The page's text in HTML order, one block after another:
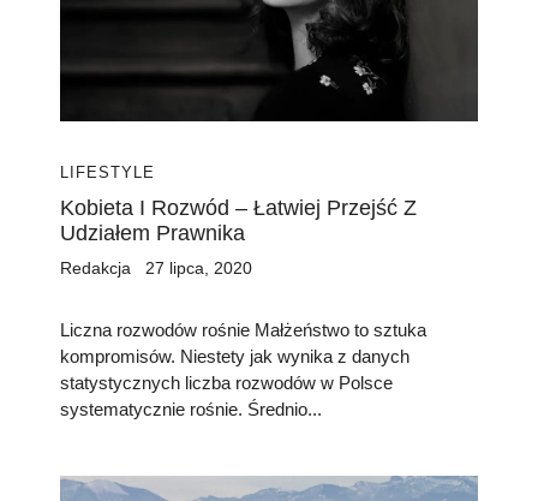
LIFESTYLE
Kobieta I Rozwód – Łatwiej Przejść Z
Udziałem Prawnika
Redakcja 27 lipca, 2020
Liczna rozwodów rośnie Małżeństwo to sztuka
kompromisów. Niestety jak wynika z danych
statystycznych liczba rozwodów w Polsce
systematycznie rośnie. Średnio...